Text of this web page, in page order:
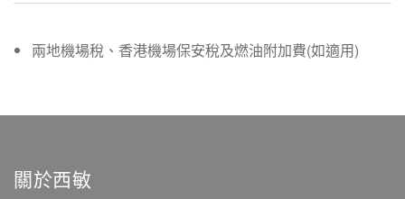
兩地機場稅、香港機場保安稅及燃油附加費(如適用)
關於西敏